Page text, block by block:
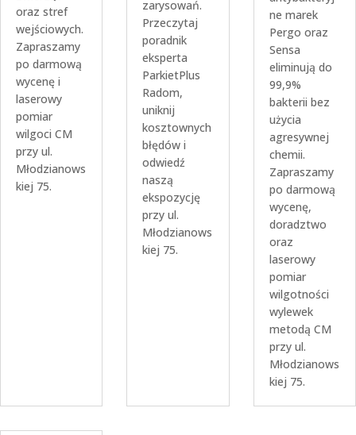
oraz stref
wejściowych.
Zapraszamy
po darmową
wycenę i
laserowy
pomiar
wilgoci CM
przy ul.
Młodzianows
kiej 75.
zarysowań.
Przeczytaj
poradnik
eksperta
ParkietPlus
Radom,
uniknij
kosztownych
błędów i
odwiedź
naszą
ekspozycję
przy ul.
Młodzianows
kiej 75.
ne marek
Pergo oraz
Sensa
eliminują do
99,9%
bakterii bez
użycia
agresywnej
chemii.
Zapraszamy
po darmową
wycenę,
doradztwo
oraz
laserowy
pomiar
wilgotności
wylewek
metodą CM
przy ul.
Młodzianows
kiej 75.